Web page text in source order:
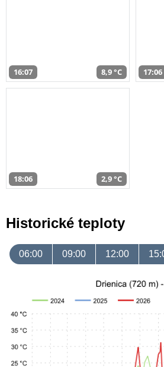
16:07 8,9 °C 17:06
18:06 2,9 °C
Historické teploty
06:00 09:00 12:00